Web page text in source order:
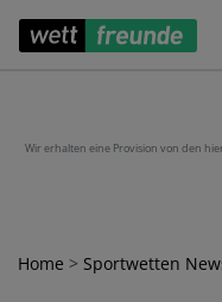
Wir erhalten eine Provision von den
Home > Sportwetten